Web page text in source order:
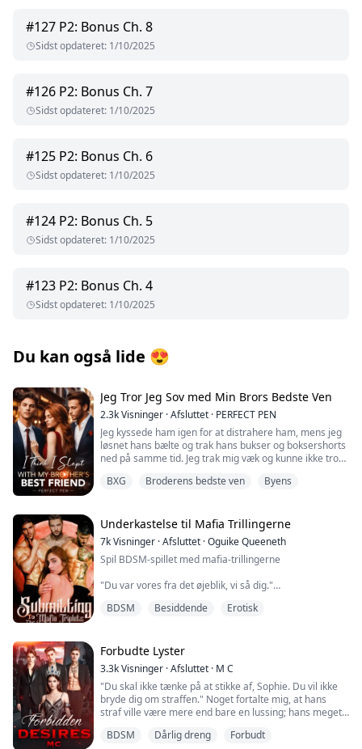
#127 P2: Bonus Ch. 8
Sidst opdateret: 1/10/2025
#126 P2: Bonus Ch. 7
Sidst opdateret: 1/10/2025
#125 P2: Bonus Ch. 6
Sidst opdateret: 1/10/2025
#124 P2: Bonus Ch. 5
Sidst opdateret: 1/10/2025
#123 P2: Bonus Ch. 4
Sidst opdateret: 1/10/2025
Du kan også lide 😍
Jeg Tror Jeg Sov med Min Brors Bedste Ven
2.3kVisninger ·Afsluttet · PERFECT PEN
Jeg kyssede ham igen for at distrahere ham, mens jeg
løsnet hans bælte og trak hans bukser og boksershorts
ned på samme tid. Jeg trak mig væk og kunne ikke tro
ikke så stor, og jeg er ret sikker på, at han bemærkede,
"Hvad er der galt, skat... skræmte jeg dig?" Han smilede
og fangede mit blik. Jeg svarede ved at tilte mit hoved
og smile til ham.
jeg ville bare..." Han stoppede med at tale, da jeg lagde
mine hænder omkring hans lem og lod min tunge cirkle
rundt om hans hoved, før jeg tog ham i munden.
Dahlia Thompsons liv tager en uventet drejning, efter
hun vender tilbage fra en to ugers tur for at besøge
sine forældre og opdager sin kæreste, Scott Miller, i
seng med hendes bedste veninde fra gymnasiet,
Emma Jones.
BXG Broderens bedste ven Byens
Underkastelse til Mafia Trillingerne
7kVisninger ·Afsluttet ·Oguike Queeneth
Spil BDSM-spillet med mafia-trillingerne
"Du var vores fra det øjeblik, vi så dig."
"Jeg ved ikke, hvor lang tid det vil tage dig at indse, at
"Du er vores at kneppe, vores at elske, vores at gøre
krav på og bruge, som vi vil. Er det ikke rigtigt, skat?"
Tilføjede den anden.
"J...ja, sir." Hviskede jeg.
"Nu vær en god pige og spred dine ben, lad os se,
BDSM Besiddende Erotisk
Forbudte Lyster
3.3kVisninger ·Afsluttet · M C
"Du skal ikke tænke på at stikke af, Sophie. Du vil ikke
bryde dig om straffen." Noget fortalte mig, at hans
straf ville være mere end bare en lussing; hans meget
til at miste min mødom endnu.
BDSM Dårlig dreng Forbudt